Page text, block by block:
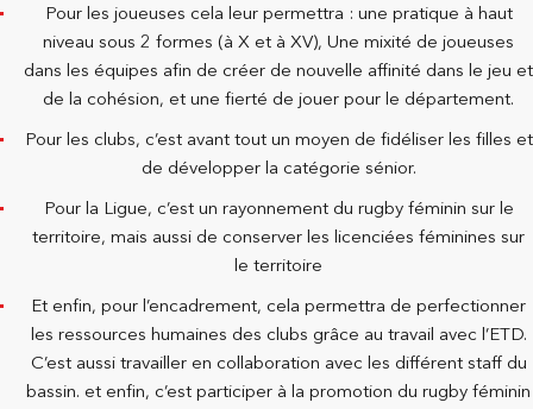
Pour les joueuses cela leur permettra : une pratique à haut
niveau sous 2 formes (à X et à XV), Une mixité de joueuses
dans les équipes afin de créer de nouvelle affinité dans le jeu et
de la cohésion, et une fierté de jouer pour le département.
Pour les clubs, c’est avant tout un moyen de fidéliser les filles et
de développer la catégorie sénior.
Pour la Ligue, c’est un rayonnement du rugby féminin sur le
territoire, mais aussi de conserver les licenciées féminines sur
le territoire
Et enfin, pour l’encadrement, cela permettra de perfectionner
les ressources humaines des clubs grâce au travail avec l’ETD.
C’est aussi travailler en collaboration avec les différent staff du
bassin. et enfin, c’est participer à la promotion du rugby féminin